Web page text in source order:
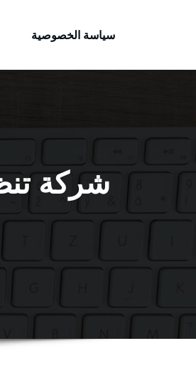
سياسة الخصوصية